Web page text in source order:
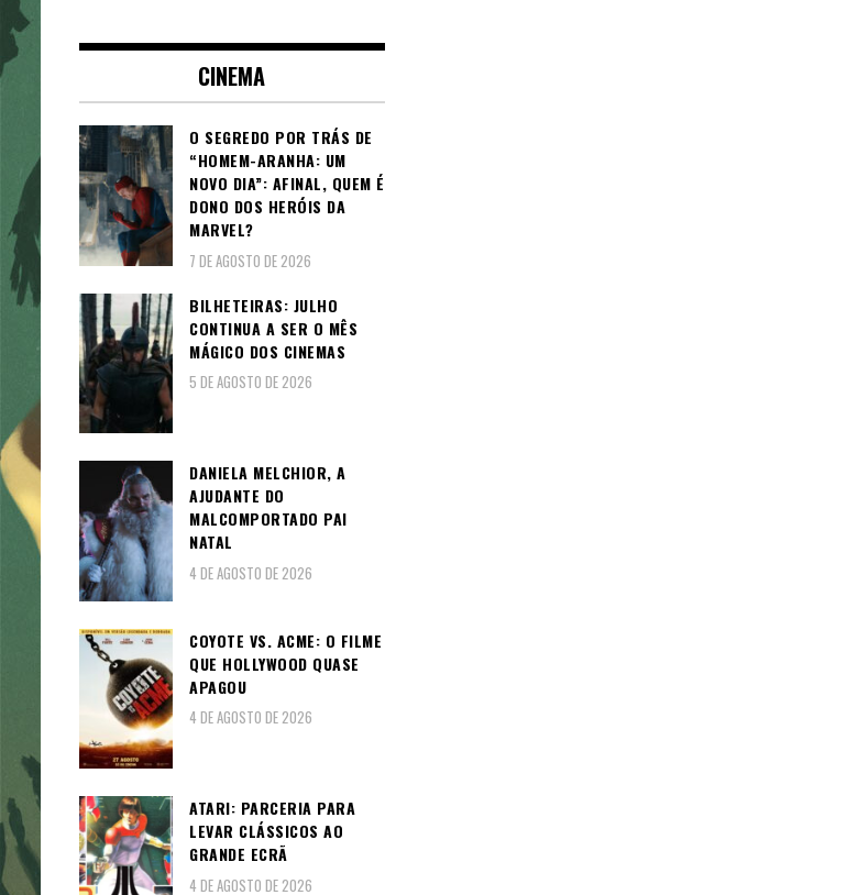
CINEMA
O SEGREDO POR TRÁS DE
“HOMEM-ARANHA: UM
NOVO DIA”: AFINAL, QUEM É
DONO DOS HERÓIS DA
MARVEL?
7 DE AGOSTO DE 2026
BILHETEIRAS: JULHO
CONTINUA A SER O MÊS
MÁGICO DOS CINEMAS
5 DE AGOSTO DE 2026
DANIELA MELCHIOR, A
AJUDANTE DO
MALCOMPORTADO PAI
NATAL
4 DE AGOSTO DE 2026
COYOTE VS. ACME: O FILME
QUE HOLLYWOOD QUASE
APAGOU
4 DE AGOSTO DE 2026
ATARI: PARCERIA PARA
LEVAR CLÁSSICOS AO
GRANDE ECRÃ
4 DE AGOSTO DE 2026